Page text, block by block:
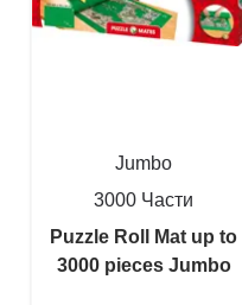
Jumbo
3000 Части
Puzzle Roll Mat up to
3000 pieces Jumbo